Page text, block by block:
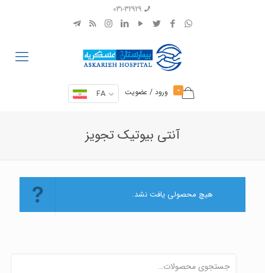
031-32929
0 ورود / عضویت FA
آنتی بیوتیک تجویز
هیچ محصولی یافت نشد.